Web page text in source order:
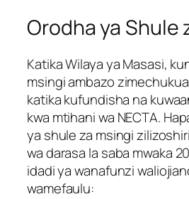
Orodha ya Shule
Katika Wilaya ya Masasi,
msingi ambazo
katika kufundisha na
kwa mtihani wa NECTA.
ya shule za msingi
wa darasa la saba mwaka
idadi ya wanafunzi
wamefaulu: